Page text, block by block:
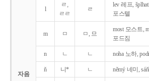
자음
l
ㄹ,
ㄹㄹ
ㄹ
lev 레프,
포스텔
m ㅁ ㅁ, 므
most 모스트,
포드짐
n ㄴ ㄴ noha 노하,
ň 니* ㄴ němý 네미,